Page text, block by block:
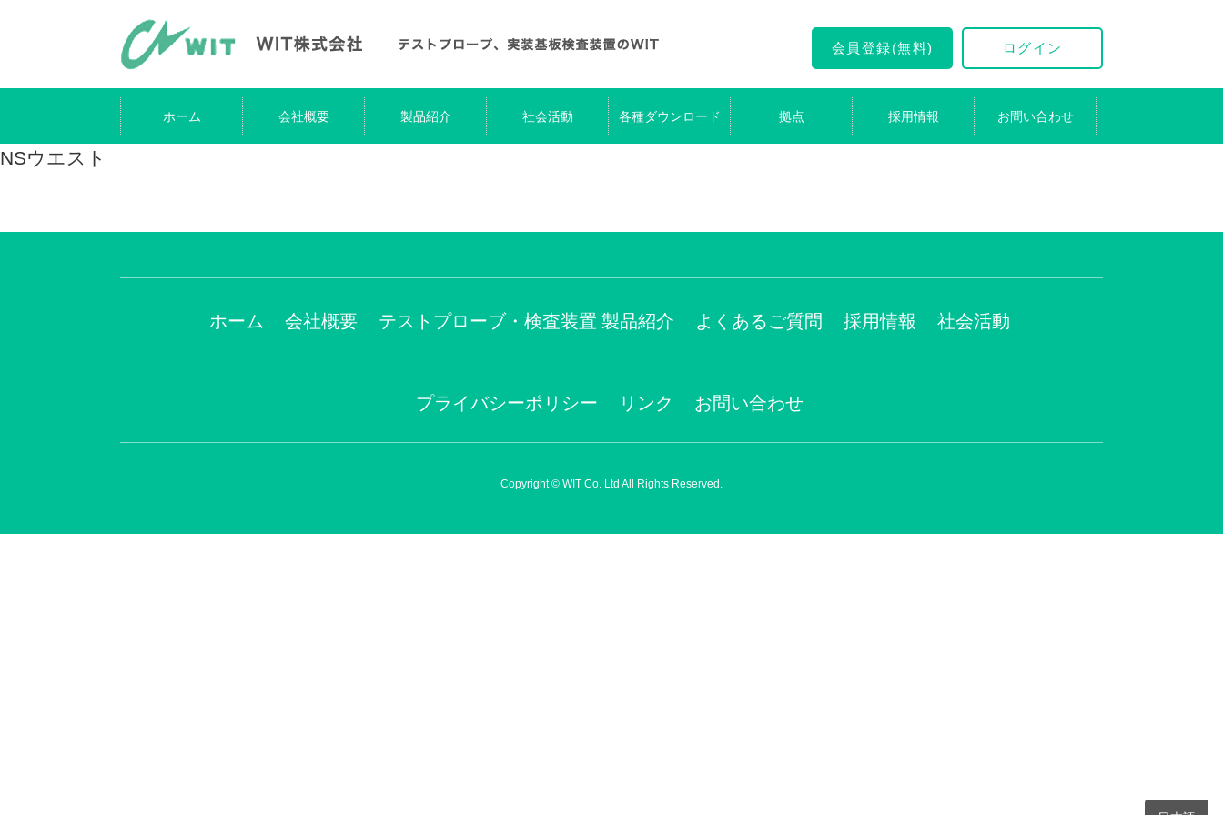
会員登録(無料) ログイン
ホーム 会社概要 製品紹介 社会活動 各種ダウンロード 拠点 採用情報 お問い合わせ
NSウエスト
ホーム 会社概要 テストプローブ・検査装置 製品紹介 よくあるご質問 採用情報 社会活動
プライバシーポリシー リンク お問い合わせ
Copyright © WIT Co. Ltd All Rights Reserved.